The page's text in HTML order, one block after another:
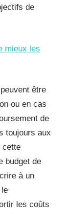
de
mieux les
être
ou en cas
de
toujours aux
cette
budget de
à un
les coûts